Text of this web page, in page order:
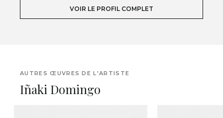
VOIR LE PROFIL COMPLET
AUTRES ŒUVRES DE L'ARTISTE
Iñaki Domingo